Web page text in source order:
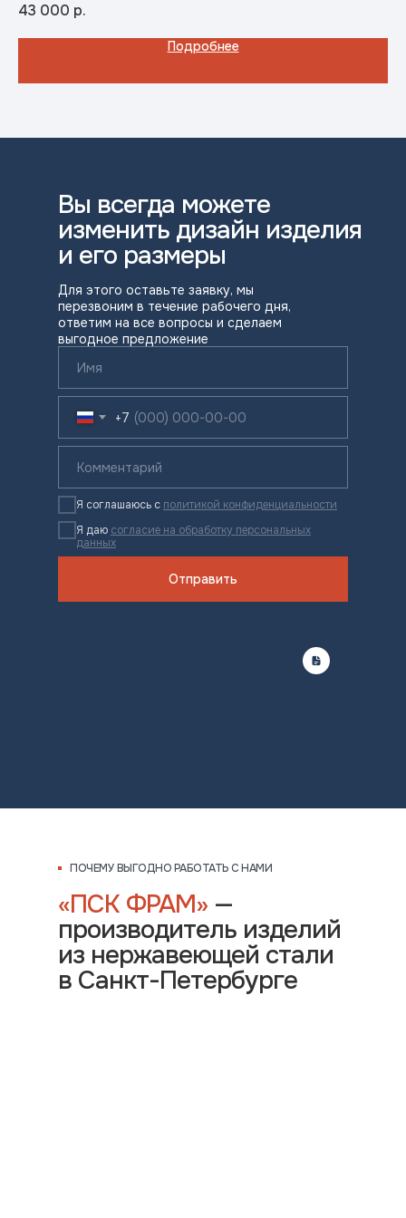
Материал: Нержавеющая сталь
43 000 р.
Подробнее
Вы всегда можете
изменить дизайн изделия
и его размеры
Для этого оставьте заявку, мы
перезвоним в течение рабочего дня,
ответим на все вопросы и сделаем
выгодное предложение
+7
Я соглашаюсь с политикой конфиденциальности
Я даю согласие на обработку персональных
данных
Отправить
«ПСК ФРАМ» —
производитель изделий
из нержавеющей стали
в Санкт-Петербурге
ПОЧЕМУ ВЫГОДНО РАБОТАТЬ С НАМИ